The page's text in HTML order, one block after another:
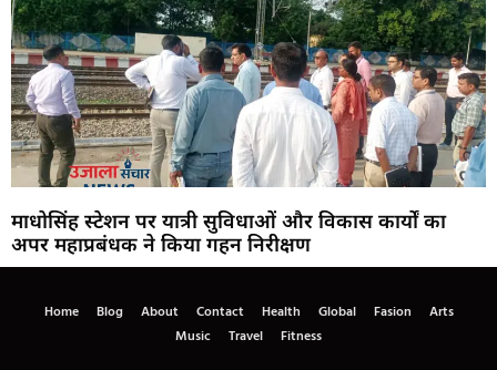
माधोसिंह स्टेशन पर यात्री सुविधाओं और विकास कार्यों का
अपर महाप्रबंधक ने किया गहन निरीक्षण
Home Blog About Contact Health Global Fasion
Arts
Music
Travel Fitness